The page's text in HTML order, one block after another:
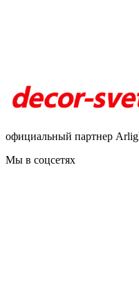
официальный партнер
Мы в соцсетях